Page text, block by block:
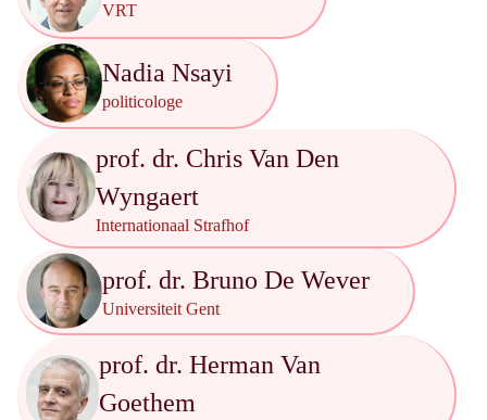
VRT
Nadia Nsayi
politicologe
prof. dr. Chris Van Den
Wyngaert
Internationaal Strafhof
prof. dr. Bruno De Wever
Universiteit Gent
prof. dr. Herman Van
Goethem